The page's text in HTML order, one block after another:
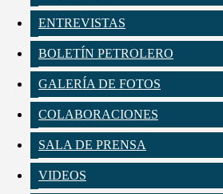
ENTREVISTAS
BOLETÍN PETROLERO
GALERÍA DE FOTOS
COLABORACIONES
SALA DE PRENSA
VIDEOS